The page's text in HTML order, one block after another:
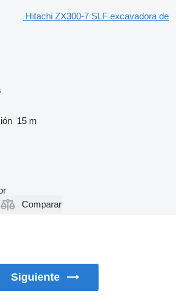
Hitachi ZX300-7 SLF excavadora de
15 m
Comparar
Siguiente